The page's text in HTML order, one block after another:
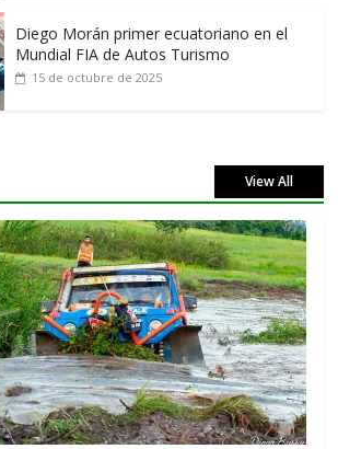
Diego Morán primer ecuatoriano en el
Mundial FIA de Autos Turismo
15 de octubre de 2025
View All